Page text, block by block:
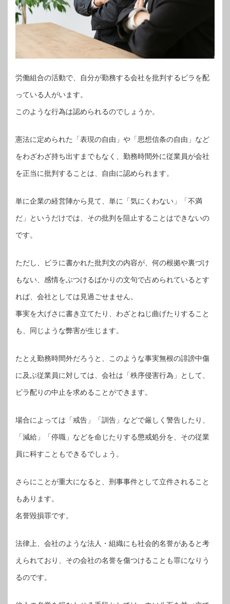
労働組合の活動で、自分が勤務する会社を批判するビラを配
っている人がいます。
このような行為は認められるのでしょうか。
憲法に定められた「表現の自由」や「思想信条の自由」など
をわざわざ持ち出すまでもなく、勤務時間外に従業員が会社
を正当に批判することは、自由に認められます。
単に企業の経営陣から見て、単に「気にくわない」「不満
だ」というだけでは、その批判を阻止することはできないの
です。
ただし、ビラに書かれた批判文の内容が、何の根拠や裏づけ
もない、感情をぶつけるばかりの文句で占められているとす
れば、会社としては見過ごせません。
事実を大げさに書き立てたり、わざとねじ曲げたりすること
も、同じような弊害が生じます。
たとえ勤務時間外だろうと、このような事実無根の誹謗中傷
に及ぶ従業員に対しては、会社は「秩序侵害行為」として、
ビラ配りの中止を求めることができます。
場合によっては「戒告」「訓告」などで厳しく警告したり、
「減給」「停職」などを命じたりする懲戒処分を、その従業
員に科すこともできるでしょう。
さらにことが重大になると、刑事事件として立件されること
もあります。
名誉毀損罪です。
法律上、会社のような法人・組織にも社会的名誉があると考
えられており、その会社の名誉を傷つけることも罪になりう
るのです。